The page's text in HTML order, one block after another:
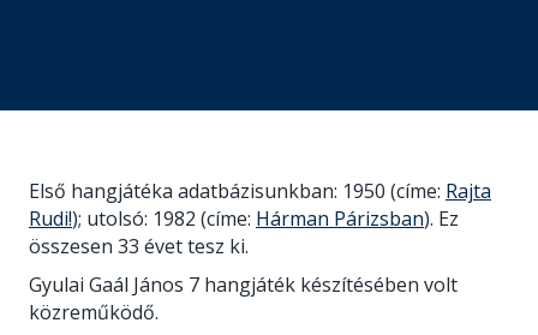
Első hangjátéka adatbázisunkban: 1950 (címe: Rajta
Rudi!); utolsó: 1982 (címe: Hárman Párizsban). Ez
összesen 33 évet tesz ki.
Gyulai Gaál János 7 hangjáték készítésében volt
közreműködő.